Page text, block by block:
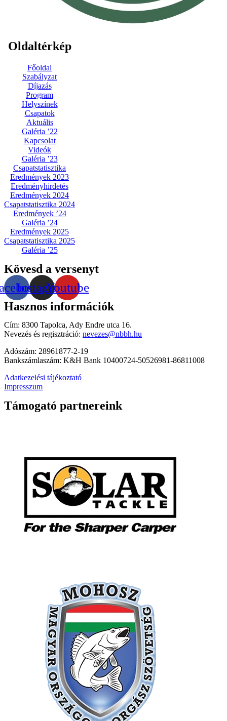
Oldaltérkép
Főoldal
Szabályzat
Díjazás
Program
Helyszínek
Csapatok
Aktuális
Galéria ’22
Kapcsolat
Videók
Galéria ’23
Csapatstatisztika
Eredmények 2023
Eredményhirdetés
Eredmények 2024
Csapatstatisztika 2024
Eredmények ’24
Galéria ’24
Eredmények 2025
Csapatstatisztika 2025
Galéria ’25
Kövesd a versenyt
InstagramYoutube
Hasznos információk
Cím: 8300 Tapolca, Ady Endre utca 16.
Nevezés és regisztráció: nevezes@nbbh.hu
Adószám: 28961877-2-19
Bankszámlaszám: K&H Bank 10400724-50526981-86811008
Adatkezelési tájékoztató
Impresszum
Támogató partnereink